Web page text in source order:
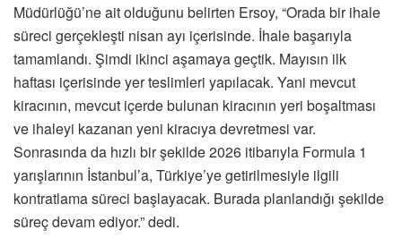
Müdürlüğü’ne ait olduğunu belirten Ersoy, “Orada bir ihale
süreci gerçekleşti nisan ayı içerisinde. İhale başarıyla
tamamlandı. Şimdi ikinci aşamaya geçtik. Mayısın ilk
haftası içerisinde yer teslimleri yapılacak. Yani mevcut
kiracının, mevcut içerde bulunan kiracının yeri boşaltması
ve ihaleyi kazanan yeni kiracıya devretmesi var.
Sonrasında da hızlı bir şekilde 2026 itibarıyla Formula 1
yarışlarının İstanbul’a, Türkiye’ye getirilmesiyle ilgili
kontratlama süreci başlayacak. Burada planlandığı şekilde
süreç devam ediyor.” dedi.